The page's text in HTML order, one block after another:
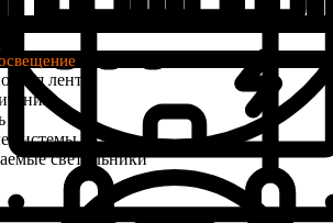
лента
системы
светильники